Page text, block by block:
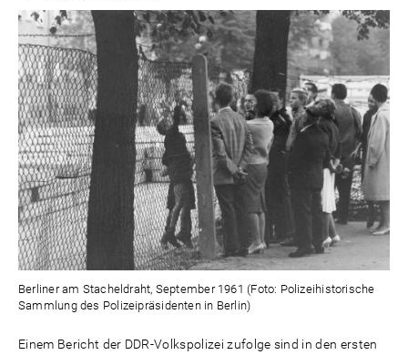
Berliner am Stacheldraht, September 1961 (Foto: Polizeihistorische
Sammlung des Polizeipräsidenten in Berlin)
Einem Bericht der DDR-Volkspolizei zufolge sind in den ersten